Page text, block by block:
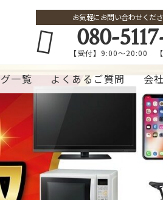
お気軽にお問い合わせくださ
080-
【受付】9:00～20:00
一覧 よくあるご質問 会